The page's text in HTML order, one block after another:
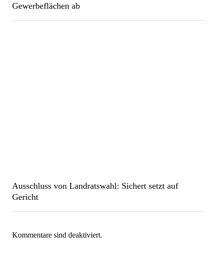
Gewerbeflächen ab
Ausschluss von Landratswahl: Sichert setzt auf
Gericht
Kommentare sind deaktiviert.